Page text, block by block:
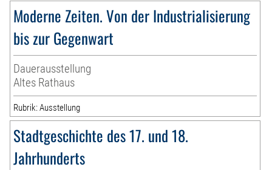
Moderne Zeiten. Von der Industrialisierung
bis zur Gegenwart
Dauerausstellung
Altes Rathaus
Rubrik: Ausstellung
Stadtgeschichte des 17. und 18.
Jahrhunderts